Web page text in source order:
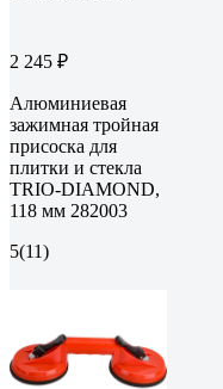
2 245 ₽
Алюминиевая
зажимная тройная
присоска для
плитки и стекла
TRIO-DIAMOND,
118 мм 282003
5(11)